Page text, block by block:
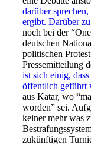
darüber
ergibt. Darüber
noch bei der
deutschen
politischen
Pressemitteilung
ist sich einig,
öffentlich geführt
aus Katar, wo
worden” sei.
keiner mehr was
zukünftigen